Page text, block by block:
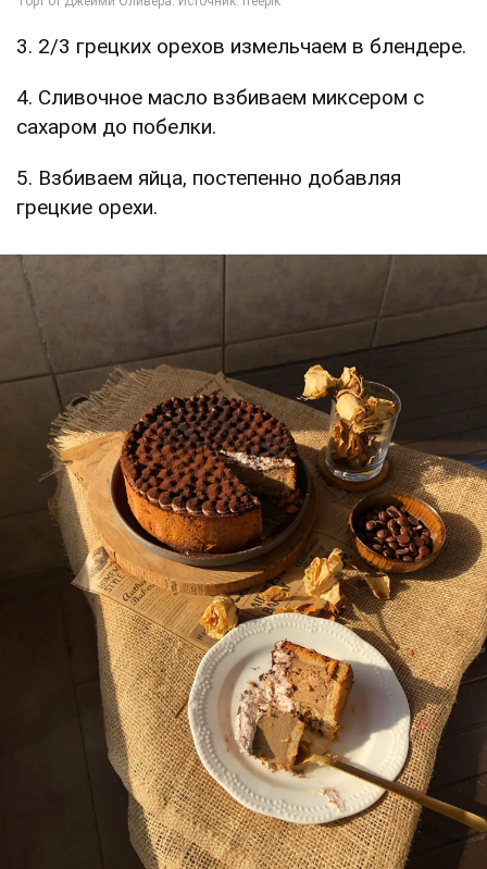
3. 2/3 грецких орехов измельчаем в блендере.
4. Сливочное масло взбиваем миксером с
сахаром до побелки.
5. Взбиваем яйца, постепенно добавляя
грецкие орехи.